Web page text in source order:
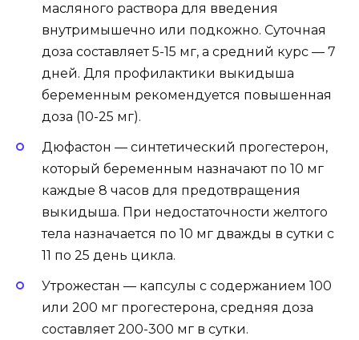
масляного раствора для введения
внутримышечно или подкожно. Суточная
доза составляет 5-15 мг, а средний курс — 7
дней. Для профилактики выкидыша
беременным рекомендуется повышенная
доза (10-25 мг).
Дюфастон — синтетический прогестерон,
который беременным назначают по 10 мг
каждые 8 часов для предотвращения
выкидыша. При недостаточности желтого
тела назначается по 10 мг дважды в сутки с
11 по 25 день цикла.
Утрожестан — капсулы с содержанием 100
или 200 мг прогестерона, средняя доза
составляет 200-300 мг в сутки.